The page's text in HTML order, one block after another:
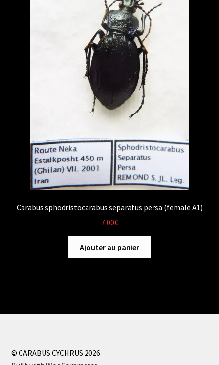
Carabus sphodristocarabus separatus persa (female A1)
7.00€
Ajouter au panier
© CARABUS CYCHRUS 2026